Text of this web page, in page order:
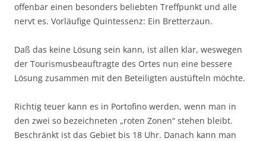
offenbar einen besonders beliebten Treffpunkt und alle
nervt es. Vorläufige Quintessenz: Ein Bretterzaun.
Daß das keine Lösung sein kann, ist allen klar, weswegen
der Tourismusbeauftragte des Ortes nun eine bessere
Lösung zusammen mit den Beteiligten austüfteln möchte.
Richtig teuer kann es in Portofino werden, wenn man in
den zwei so bezeichneten „roten Zonen“ stehen bleibt.
Beschränkt ist das Gebiet bis 18 Uhr. Danach kann man